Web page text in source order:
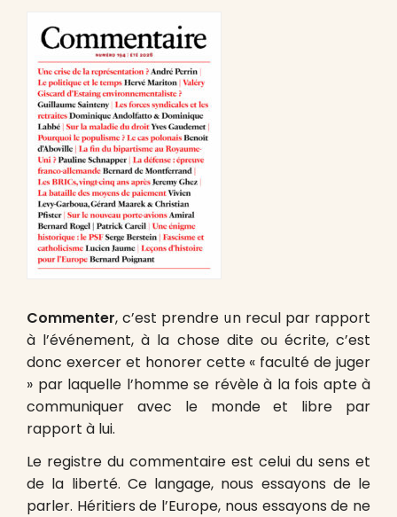
Commenter, c’est prendre un recul par rapport
à l’événement, à la chose dite ou écrite, c’est
donc exercer et honorer cette « faculté de juger
» par laquelle l’homme se révèle à la fois apte à
communiquer avec le monde et libre par
rapport à lui.
Le registre du commentaire est celui du sens et
de la liberté. Ce langage, nous essayons de le
parler. Héritiers de l’Europe, nous essayons de ne